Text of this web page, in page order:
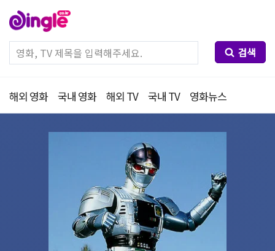
검색
해외 영화 국내 영화 해외 TV 국내 TV 영화뉴스